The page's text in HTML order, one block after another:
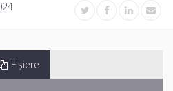
Fișiere